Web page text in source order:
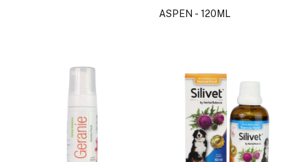
ASPEN - 120ML